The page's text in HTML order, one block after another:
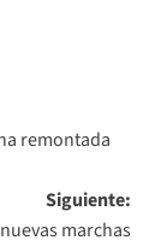
remontada
Siguiente:
marchas